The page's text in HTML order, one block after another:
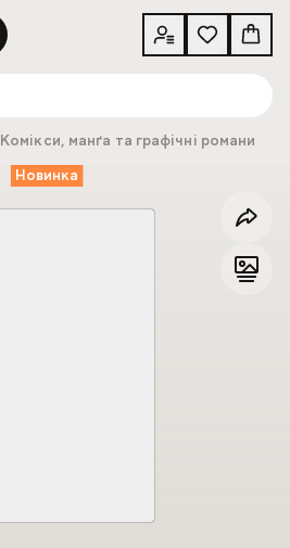
Комікси, манґа та графічні романи
Новинка